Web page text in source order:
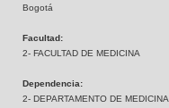
Bogotá
Facultad:
2- FACULTAD DE MEDICINA
Dependencia:
2- DEPARTAMENTO DE MEDICINA